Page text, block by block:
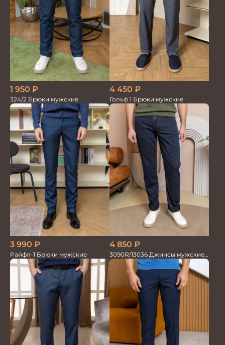
1 950 ₽
324/2 Брюки мужские
4 450 ₽
Гольф 1 Брюки мужские
3 990 ₽
Райфл-1 Брюки мужские
4 850 ₽
3090R/13036 Джинсы мужские
т.синий